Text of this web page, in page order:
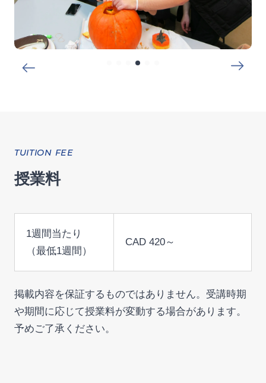
TUITION FEE
授業料
1週間当たり
（最低1週間）
CAD 420～
掲載内容を保証するものではありません。受講時期
や期間に応じて授業料が変動する場合があります。
予めご了承ください。